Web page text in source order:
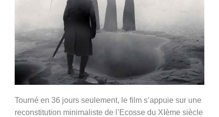
Tourné en 36 jours seulement, le film s’appuie sur une
reconstitution minimaliste de l’Ecosse du XIème siècle